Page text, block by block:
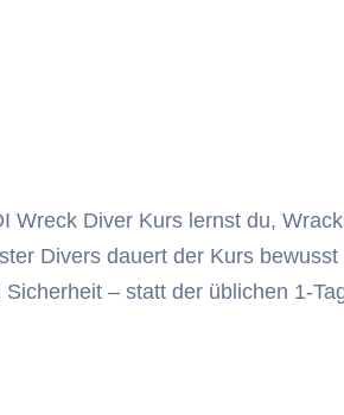
Wreck Diver Kurs lernst du,
Divers dauert der Kurs bewusst
Sicherheit – statt der üblichen 1-